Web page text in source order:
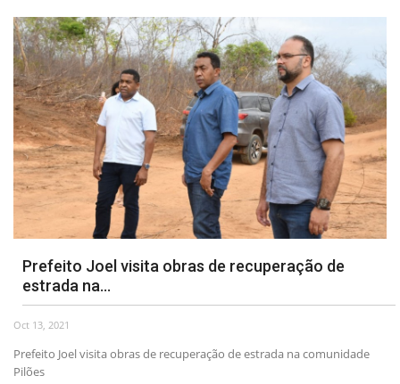
Prefeito Joel visita obras de recuperação de
estrada na...
Oct 13, 2021
Prefeito Joel visita obras de recuperação de estrada na comunidade
Pilões